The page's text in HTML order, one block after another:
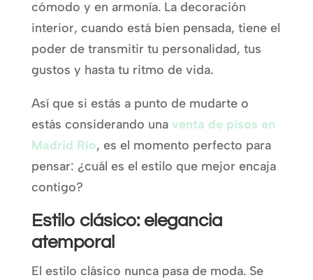
cómodo y en armonía. La decoración
interior, cuando está bien pensada, tiene el
poder de transmitir tu personalidad, tus
gustos y hasta tu ritmo de vida.
Así que si estás a punto de mudarte o
estás considerando una venta de pisos en
Madrid Río, es el momento perfecto para
pensar: ¿cuál es el estilo que mejor encaja
contigo?
Estilo clásico: elegancia
atemporal
El estilo clásico nunca pasa de moda. Se